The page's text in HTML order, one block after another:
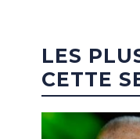
LES
CETTE